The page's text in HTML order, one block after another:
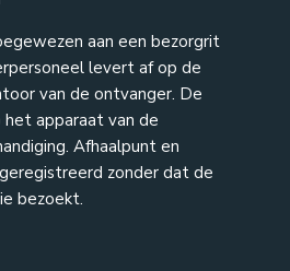
aan een bezorgrit
levert af op de
van de ontvanger. De
apparaat van de
Afhaalpunt en
zonder dat de
bezoekt.